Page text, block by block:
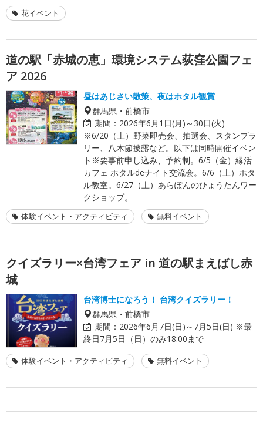
花イベント
道の駅「赤城の恵」環境システム荻窪公園フェ
ア 2026
昼はあじさい散策、夜はホタル観賞
群馬県・前橋市
期間： 2026年6月1日(月)～30日(火)
※6/20（土）野菜即売会、抽選会、スタンプラ
リー、八木節披露など。以下は同時開催イベン
ト※要事前申し込み、予約制。6/5（金）縁活
カフェ ホタルdeナイト交流会。6/6（土）ホタ
ル教室。6/27（土）あらぽんのひょうたんワー
クショップ。
体験イベント・アクティビティ 無料イベント
クイズラリー×台湾フェア in 道の駅まえばし赤
城
台湾博士になろう！ 台湾クイズラリー！
群馬県・前橋市
期間： 2026年6月7日(日)～7月5日(日) ※最
終日7月5日（日）のみ18:00まで
体験イベント・アクティビティ 無料イベント